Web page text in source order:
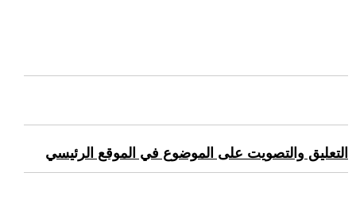
التعليق والتصويت على الموضوع في الموقع الرئيسي